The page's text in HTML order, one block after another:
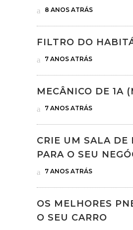
8 ANOS ATRÁS
FILTRO DO
7 ANOS ATRÁS
MECÂNICO DE 1A
7 ANOS ATRÁS
CRIE UM SALA DE
PARA O SEU
7 ANOS ATRÁS
OS MELHORES
O SEU CARRO